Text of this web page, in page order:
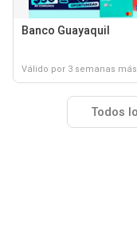
Banco Guayaquil
Válido por 3 semanas más
Todos